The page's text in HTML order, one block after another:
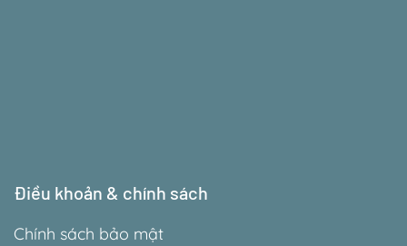
Điều khoản & chính sách
Chính sách bảo mật